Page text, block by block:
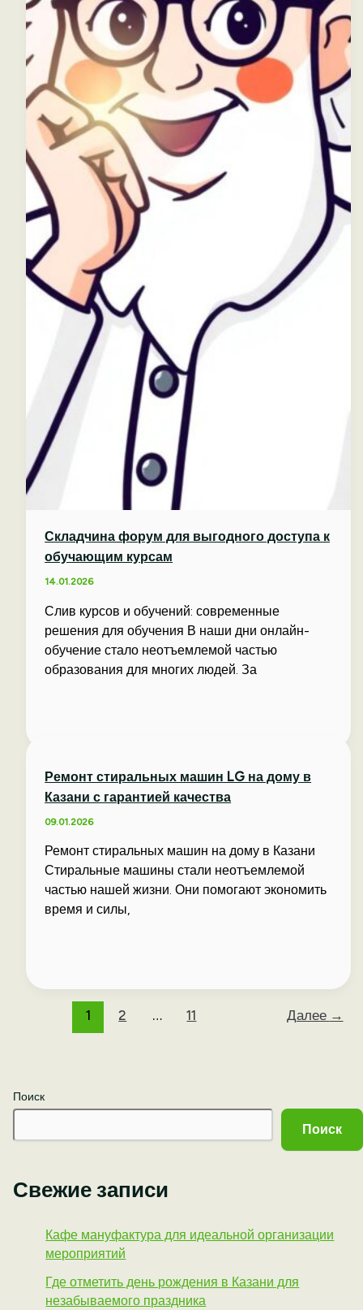
Поиск
Поиск
Свежие записи
Кафе мануфактура для идеальной организации
мероприятий
Где отметить день рождения в Казани для
незабываемого праздника
Складчина форум для выгодного доступа к
обучающим курсам
14.01.2026
Слив курсов и обучений: современные
решения для обучения В наши дни онлайн-
обучение стало неотъемлемой частью
образования для многих людей. За
Ремонт стиральных машин LG на дому в
Казани с гарантией качества
09.01.2026
Ремонт стиральных машин на дому в Казани
Стиральные машины стали неотъемлемой
частью нашей жизни. Они помогают экономить
время и силы,
1 2 … 11 Далее →